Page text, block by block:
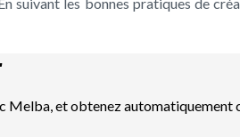
Melba, et obtenez